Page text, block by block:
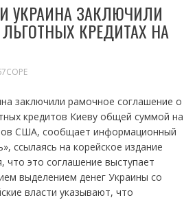
УКРАИНА ЗАКЛЮЧИЛИ
КРЕДИТАХ НА
заключили рамочное соглашение о
кредитов Киеву общей суммой на
США, сообщает информационный
ссылаясь на корейское издание
что это соглашение выступает
выделением денег Украины со
власти указывают, что